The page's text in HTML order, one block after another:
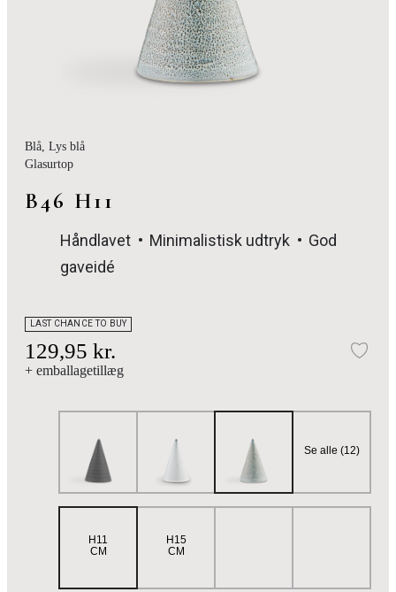
Blå, Lys blå
Glasurtop
B46 H11
Håndlavet Minimalistisk udtryk
God
gaveidé
LAST CHANCE TO BUY
129,95 kr.
+ emballagetillæg
Se alle (12)
H11
CM
H15
CM